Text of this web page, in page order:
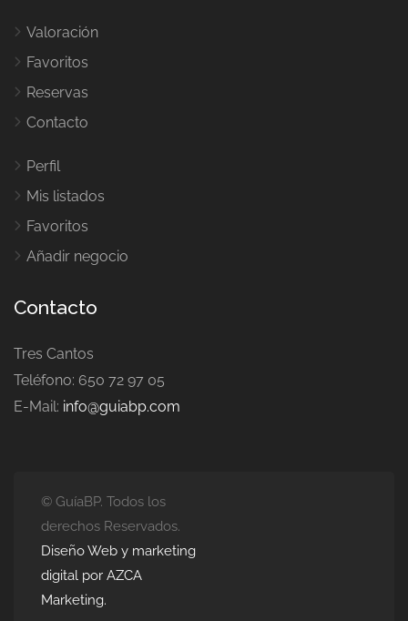
Valoración
Favoritos
Reservas
Contacto
Perfil
Mis listados
Favoritos
Añadir negocio
Contacto
Tres Cantos
Teléfono: 650 72 97 05
E-Mail: info@guiabp.com
© GuíaBP. Todos los
derechos Reservados.
Diseño Web y marketing
digital por AZCA
Marketing.